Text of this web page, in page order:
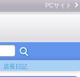
PCサイト
店長日記